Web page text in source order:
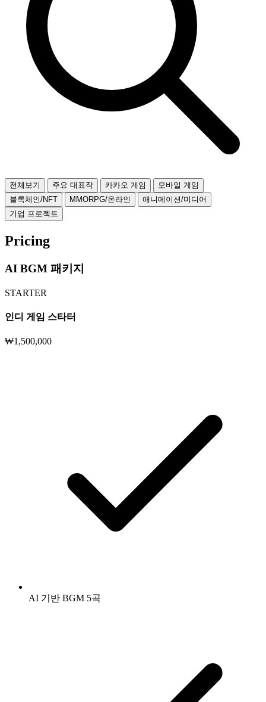
전체보기 주요 대표작 카카오 게임
모바일 게임
블록체인/NFT
MMORPG/온라인
애니메이션/미디어
기업 프로젝트
Pricing
AI BGM 패키지
STARTER
인디 게임 스타터
₩1,500,000
AI 기반 BGM 5곡